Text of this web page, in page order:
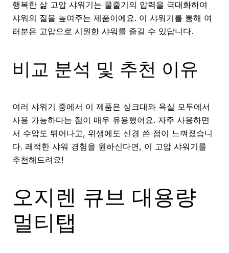
행복한 삶 고압 샤워기는 물줄기의 압력을 극대화하여
샤워의 질을 높여주는 제품이에요. 이 샤워기를 통해 여
러분은 고압으로 시원한 샤워를 즐길 수 있답니다.
비교 분석 및 추천 이유
여러 샤워기 중에서 이 제품은 싱크대와 욕실 모두에서
사용 가능하다는 점이 매우 유용했어요. 자주 사용하면
서 수압도 뛰어나고, 위생에도 신경 쓴 점이 느껴졌습니
다. 쾌적한 샤워 경험을 원하신다면, 이 고압 샤워기를
추천해드려요!
오지렌 큐브 대용량
멀티탭